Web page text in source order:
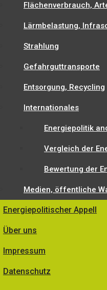
Flächenverbrauch,
Lärmbelastung,
Strahlung
Gefahrguttransporte
Entsorgung, Recycling
Internationales
Energiepolitik
Vergleich der
Bewertung der
Medien, öffentliche
Energiepolitischer Appell
Über uns
Impressum
Datenschutz